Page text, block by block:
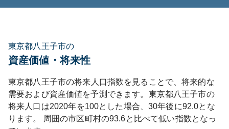
東京都八王子市の
資産価値・将来性
東京都八王子市の将来人口指数を見ることで、将来的な
需要および資産価値を予測できます。 東京都八王子市の
将来人口は2020年を100とした場合、30年後に92.0とな
ります。
周囲の市区町村の93.6と比べて低い指数となっ